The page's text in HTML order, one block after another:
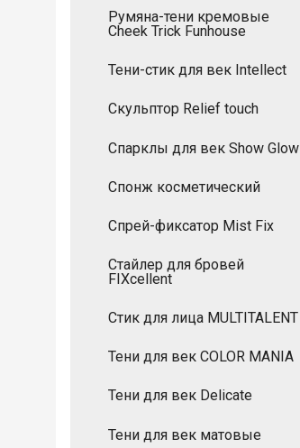
Румяна-тени кремовые
Cheek Trick Funhouse
Тени-стик для век Intellect
Скульптор Relief touch
Спарклы для век Show Glow
Спонж косметический
Спрей-фиксатор Mist Fix
Стайлер для бровей
FIXcellent
Стик для лица MULTITALENT
Тени для век COLOR MANIA
Тени для век Delicate
Тени для век матовые